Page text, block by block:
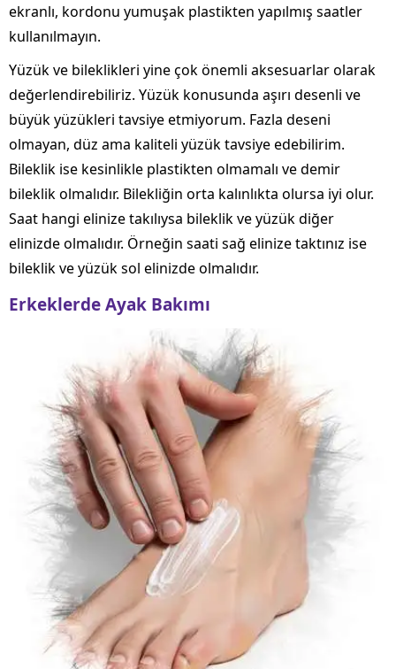
ekranlı, kordonu yumuşak plastikten yapılmış saatler
kullanılmayın.
Yüzük ve bileklikleri yine çok önemli aksesuarlar olarak
değerlendirebiliriz. Yüzük konusunda aşırı desenli ve
büyük yüzükleri tavsiye etmiyorum. Fazla deseni
olmayan, düz ama kaliteli yüzük tavsiye edebilirim.
Bileklik ise kesinlikle plastikten olmamalı ve demir
bileklik olmalıdır. Bilekliğin orta kalınlıkta olursa iyi olur.
Saat hangi elinize takılıysa bileklik ve yüzük diğer
elinizde olmalıdır. Örneğin saati sağ elinize taktınız ise
bileklik ve yüzük sol elinizde olmalıdır.
Erkeklerde Ayak Bakımı